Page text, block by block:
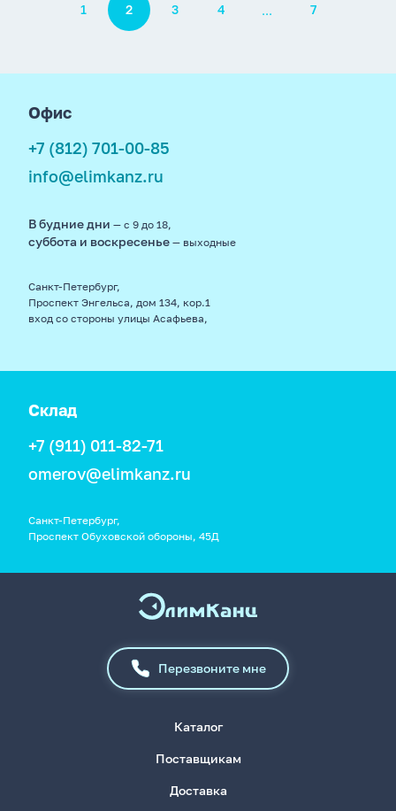
1 2 3 4 ... 7
Офис
+7 (812) 701-00-85
info@elimkanz.ru
В будние дни — с 9 до 18,
суббота и воскресенье — выходные
Санкт-Петербург,
Проспект Энгельса, дом 134, кор.1
вход со стороны улицы Асафьева,
Склад
+7 (911) 011-82-71
omerov@elimkanz.ru
Санкт-Петербург,
Проспект Обуховской обороны, 45Д
Перезвоните мне
Каталог
Поставщикам
Доставка